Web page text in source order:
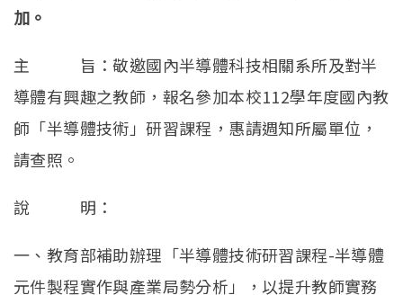
加。
主 旨：敬邀國內半導體科技相關系所及對半
導體有興趣之教師，報名參加本校112學年度國內教
師「半導體技術」研習課程，惠請週知所屬單位，
請查照。
說 明：
一、教育部補助辦理「半導體技術研習課程-半導體
元件製程實作與產業局勢分析」，以提升教師實務